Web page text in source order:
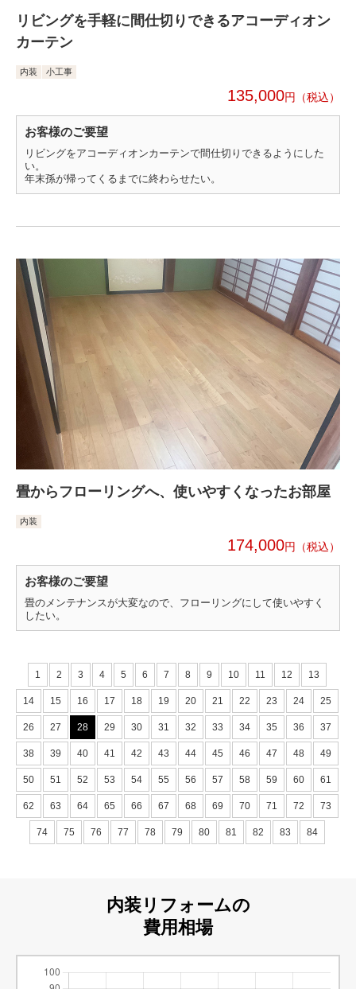
リビングを手軽に間仕切りできるアコーディオン
カーテン
内装 小工事
135,000円
お客様のご要望
リビングをアコーディオンカーテンで間仕切りできるようにした
い。
年末孫が帰ってくるまでに終わらせたい。
畳からフローリングへ、使いやすくなったお部屋
内装
174,000円
お客様のご要望
畳のメンテナンスが大変なので、フローリングにして使いやすく
したい。
1 2 3 4 5 6 7 8 9 10 11 12 13
14 15 16 17 18 19 20 21 22 23 24 25
26 27 28 29 30 31 32 33 34 35 36 37
38 39 40 41 42 43 44 45 46 47 48 49
50 51 52 53 54 55 56 57 58 59 60 61
62 63 64 65 66 67 68 69 70 71 72 73
74 75 76 77 78 79 80 81 82 83 84
内装リフォームの
費用相場